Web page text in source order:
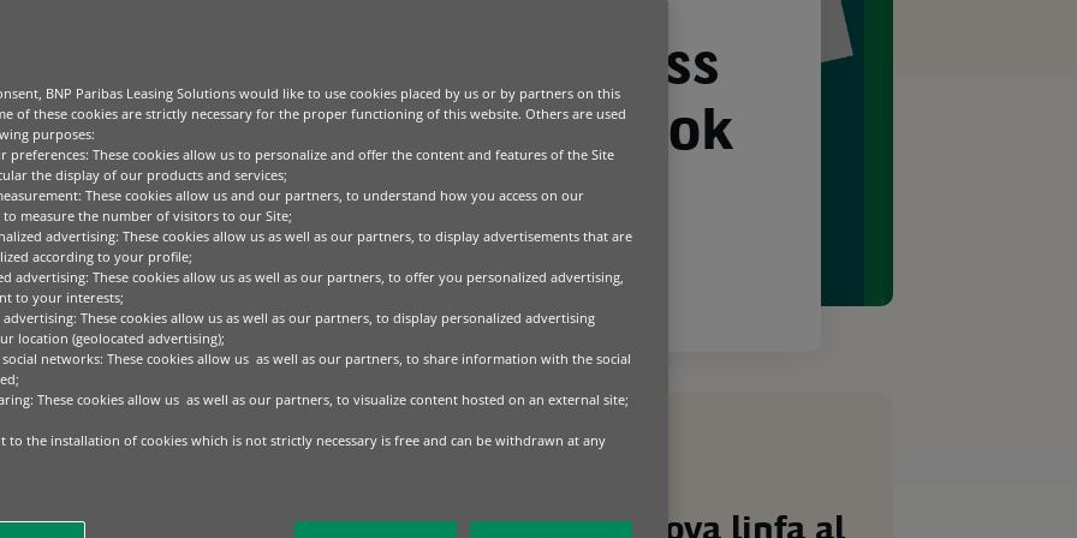
European Business
Equipment Outlook
2026
Leggi il report
veloci,
misura
BNP Paribas Leasing Solutions would like to use cookies placed by us or by partners on this
of these cookies are strictly necessary for the proper functioning of this website. Others are used
purposes:
preferences: These cookies allow us to personalize and offer the content and features of the Site
the display of our products and services;
These cookies allow us and our partners, to understand how you access on our
to measure the number of visitors to our Site;
advertising: These cookies allow us as well as our partners, to display advertisements that are
according to your profile;
advertising: These cookies allow us as well as our partners, to offer you personalized advertising,
to your interests;
advertising: These cookies allow us as well as our partners, to display personalized advertising
location (geolocated advertising);
networks: These cookies allow us as well as our partners, to share information with the social
These cookies allow us as well as our partners, to visualize content hosted on an external site;
to the installation of cookies which is not strictly necessary is free and can be withdrawn at any